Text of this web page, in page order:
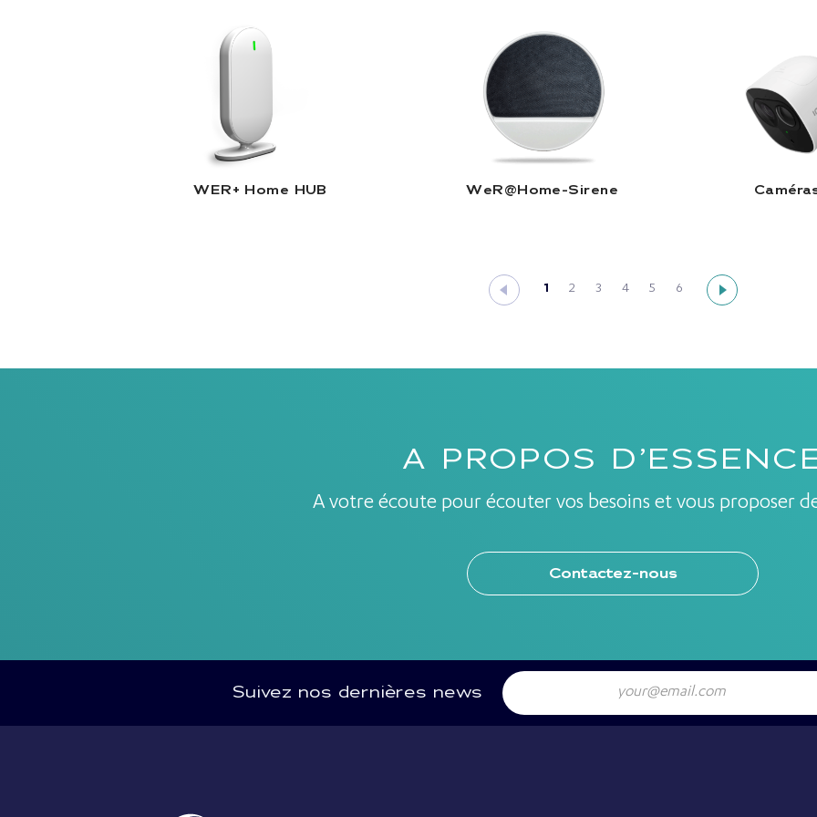
WER+ Home HUB
WER+ Home HUB |
Lire la suite
WeR@Home-Sirene
WeR@Home-Sirene |
Lire la suite
A PROPOS
A votre écoute pour écouter vos besoins et vous proposer
Contactez-nous
Suivez nos dernières news
Email